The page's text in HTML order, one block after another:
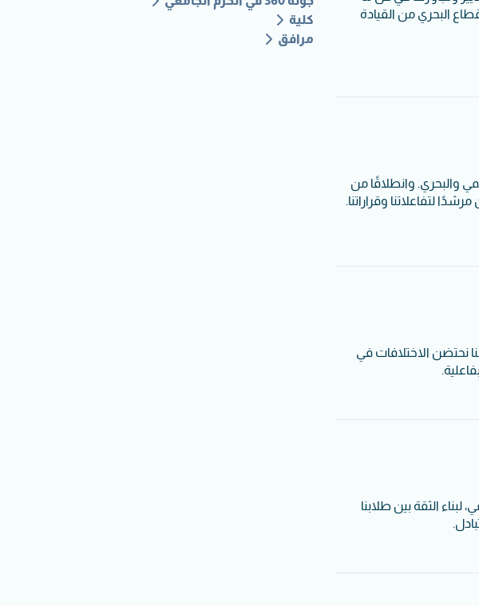
البحري من القيادة
والبحري. وانطلاقًا من
لتفاعلاتنا وقراراتنا.
نحتضن الاختلافات في
الثقة بين طلابنا
كلية
مرافق